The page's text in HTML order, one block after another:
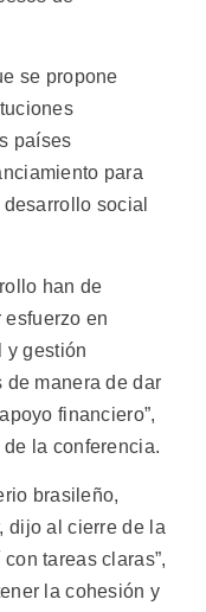
se propone
países
para
social
han de
esfuerzo en
y gestión
manera de dar
financiero”,
la conferencia.
brasileño,
dijo al cierre de la
tareas claras”,
la cohesión y